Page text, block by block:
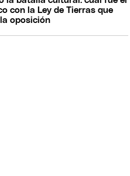
con la Ley de Tierras que
oposición